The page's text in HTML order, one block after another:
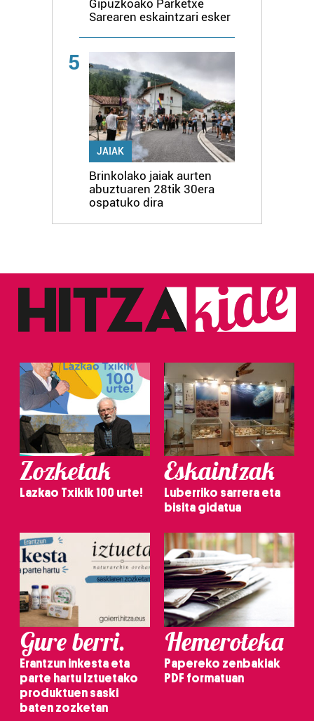
Gipuzkoako Parketxe
Sarearen eskaintzari esker
5
JAIAK
Brinkolako jaiak aurten
abuztuaren 28tik 30era
ospatuko dira
Zozketak
Lazkao Txikik 100 urte!
Eskaintzak
Luberriko sarrera eta
bisita gidatua
Gure berri.
Erantzun inkesta eta
parte hartu Iztuetako
produktuen saski
baten zozketan
Hemeroteka
Papereko zenbakiak
PDF formatuan